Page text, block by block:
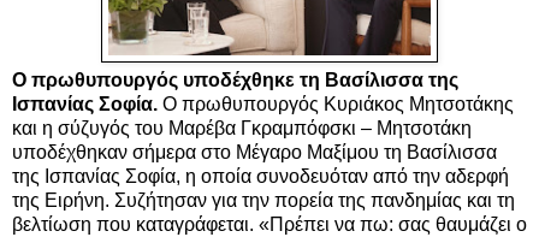
Ο πρωθυπουργός υποδέχθηκε τη Βασίλισσα της
Ισπανίας Σοφία. Ο πρωθυπουργός Κυριάκος Μητσοτάκης
και η σύζυγός του Μαρέβα Γκραμπόφσκι – Μητσοτάκη
υποδέχθηκαν σήμερα στο Μέγαρο Μαξίμου τη Βασίλισσα
της Ισπανίας Σοφία, η οποία συνοδευόταν από την αδερφή
της Ειρήνη. Συζήτησαν για την πορεία της πανδημίας και τη
βελτίωση που καταγράφεται. «Πρέπει να πω: σας θαυμάζει ο